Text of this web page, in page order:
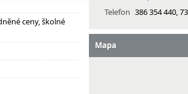
ceny, školné
Telefon 386 354 440,
Mapa